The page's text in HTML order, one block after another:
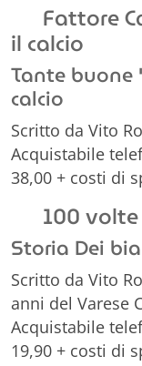
Fattore
il calcio
Tante buone
calcio
Scritto da Vito
Acquistabile
38,00 + costi di
100
Storia Dei
Scritto da Vito
anni del Varese
Acquistabile
19,90 + costi di